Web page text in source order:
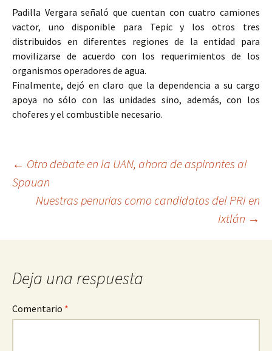
Padilla Vergara señaló que cuentan con cuatro camiones
vactor, uno disponible para Tepic y los otros tres
distribuidos en diferentes regiones de la entidad para
movilizarse de acuerdo con los requerimientos de los
organismos operadores de agua.
Finalmente, dejó en claro que la dependencia a su cargo
apoya no sólo con las unidades sino, además, con los
choferes y el combustible necesario.
entrada
← Otro debate en la UAN, ahora de aspirantes al
Spauan
Nuestras penurias como candidatos del PRI en
Ixtlán →
Deja una respuesta
Comentario *